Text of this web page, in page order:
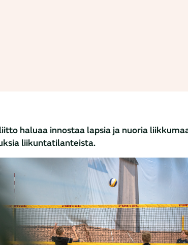
haluaa innostaa lapsia ja nuoria
liikuntatilanteista.